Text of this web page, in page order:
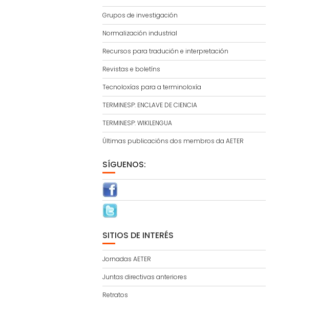
Grupos de investigación
Normalización industrial
Recursos para tradución e interpretación
Revistas e boletíns
Tecnoloxías para a terminoloxía
TERMINESP: ENCLAVE DE CIENCIA
TERMINESP: WIKILENGUA
Últimas publicacións dos membros da AETER
SÍGUENOS:
SITIOS DE INTERÉS
Jornadas AETER
Juntas directivas anteriores
Retratos